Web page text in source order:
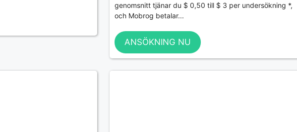
genomsnitt tjänar du $ 0,50 till $ 3 per undersökning *,
och Mobrog betalar...
ANSÖKNING NU